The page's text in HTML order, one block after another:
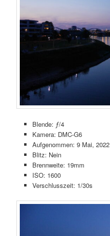
Blende: ƒ/4
Kamera: DMC-G6
Aufgenommen: 9 Mai, 2022
Blitz: Nein
Brennweite: 19mm
ISO: 1600
Verschlusszeit: 1/30s